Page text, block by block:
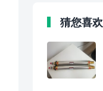
猜您喜欢